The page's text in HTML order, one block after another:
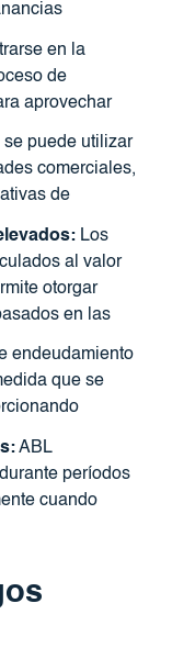
en la
de
aprovechar
puede utilizar
comerciales,
de
Los
al valor
otorgar
​​en las
endeudamiento
que se
ABL
períodos
cuando